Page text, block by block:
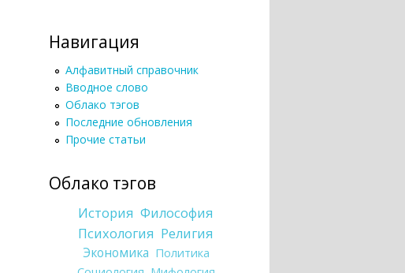
Навигация
Алфавитный справочник
Вводное слово
Облако тэгов
Последние обновления
Прочие статьи
Облако тэгов
История Философия
Психология Религия
Экономика Политика